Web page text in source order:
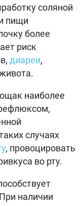
соляной
пищи
более
риск
диареи,
наиболее
случаях
, провоцировать
во рту.
наличии